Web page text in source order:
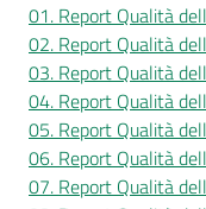
01. Report Qualità
02. Report Qualità
03. Report Qualità
04. Report Qualità
05. Report Qualità
06. Report Qualità
07. Report Qualità